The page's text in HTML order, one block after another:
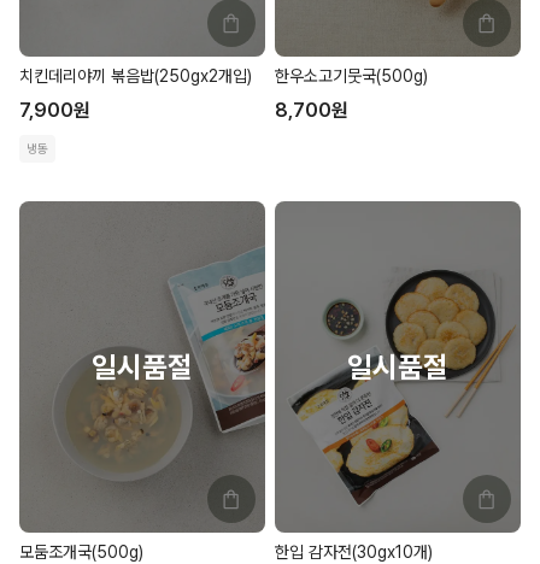
치킨데리야끼 볶음밥(250gx2개입)
7,900원
냉동
한우소고기뭇국(500g)
8,700원
모둠조개국(500g) 한입 감자전(30gx10개)